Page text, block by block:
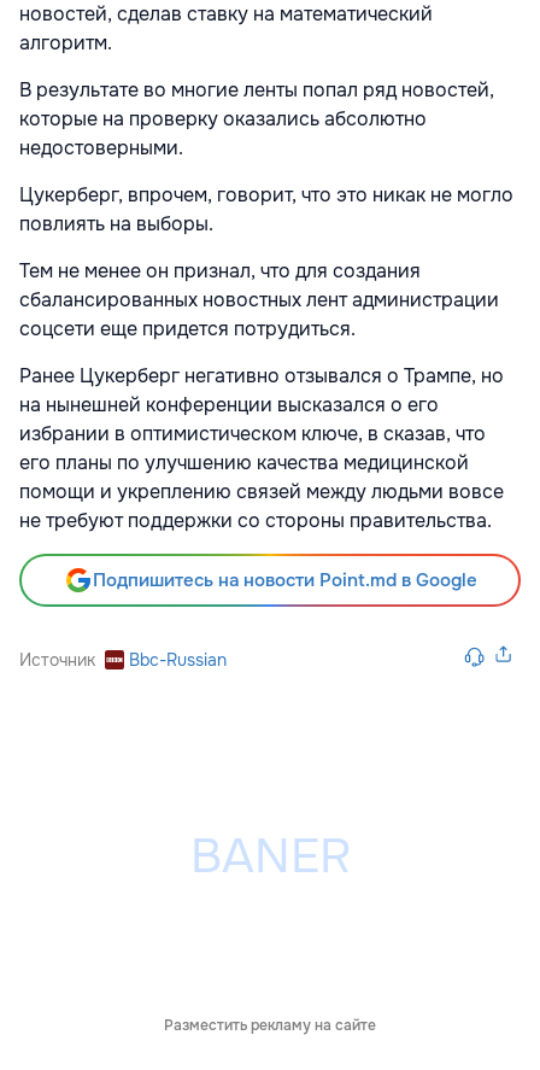
новостей, сделав ставку на математический
алгоритм.
В результате во многие ленты попал ряд новостей,
которые на проверку оказались абсолютно
недостоверными.
Цукерберг, впрочем, говорит, что это никак не могло
повлиять на выборы.
Тем не менее он признал, что для создания
сбалансированных новостных лент администрации
соцсети еще придется потрудиться.
Ранее Цукерберг негативно отзывался о Трампе, но
на нынешней конференции высказался о его
избрании в оптимистическом ключе, в сказав, что
его планы по улучшению качества медицинской
помощи и укреплению связей между людьми вовсе
не требуют поддержки со стороны правительства.
Подпишитесь на новости Point.md в Google
Источник Bbc-Russian
Разместить рекламу на сайте